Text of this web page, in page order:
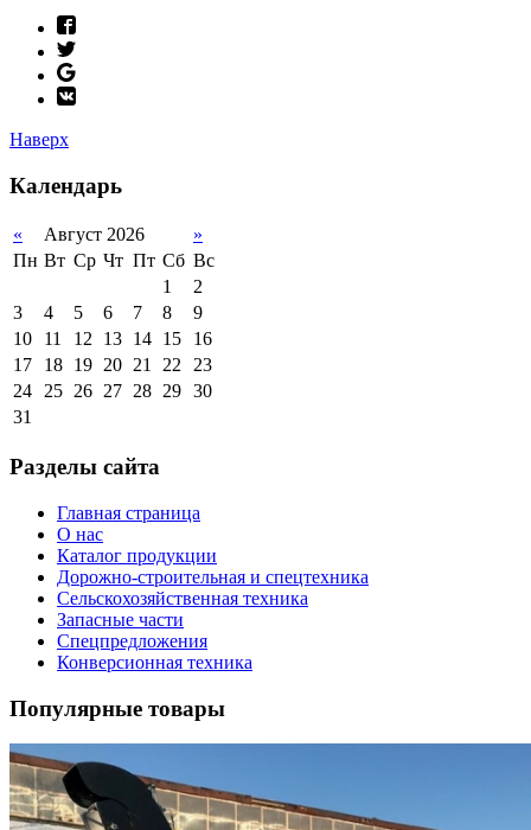
Наверх
Календарь
« Август 2026
»
Пн Вт Ср Чт Пт Сб Вс
1
2
3
4 5 6 7 8
9
10
11 12 13 14 15
16
17
18 19 20 21 22 23
24 25 26 27 28 29 30
31
Разделы сайта
Главная страница
О нас
Каталог продукции
Дорожно-строительная и спецтехника
Сельскохозяйственная техника
Запасные части
Спецпредложения
Конверсионная техника
Популярные товары